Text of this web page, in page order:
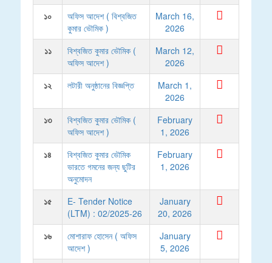
১০
অফিস আদেশ ( বিশ্বজিত
কুমার ভৌমিক )
March 16,
2026
১১
বিশ্বজিত কুমার ভৌমিক (
অফিস আদেশ )
March 12,
2026
১২
লটারী অনুষ্ঠানের বিজ্ঞপ্তি
March 1,
2026
১৩
বিশ্বজিত কুমার ভৌমিক (
অফিস আদেশ )
February
1, 2026
১৪
বিশ্বজিত কুমার ভৌমিক
ভারতে গমনের জন্য ছুটির
অনুমোদন
February
1, 2026
১৫
E- Tender Notice
(LTM) : 02/2025-26
January
20, 2026
১৬
মোশারাফ হোসেন ( অফিস
আদেশ )
January
5, 2026